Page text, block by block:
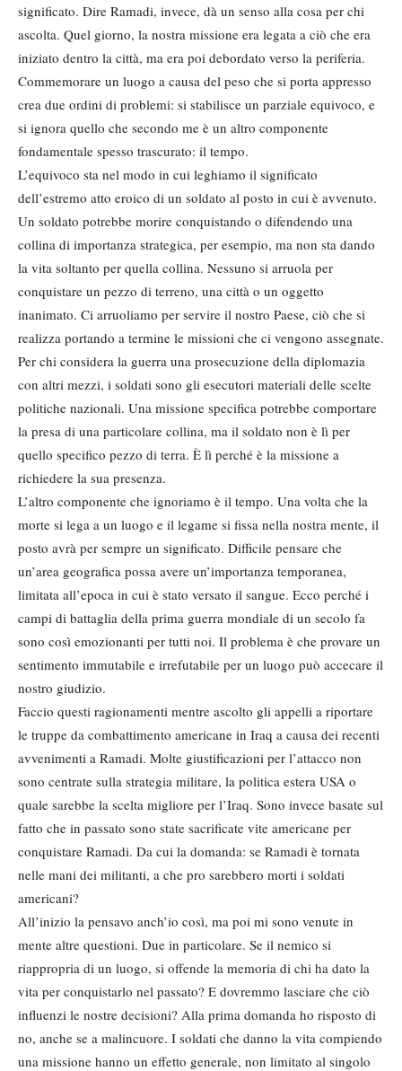
significato. Dire Ramadi, invece, dà un senso alla cosa per chi
ascolta. Quel giorno, la nostra missione era legata a ciò che era
iniziato dentro la città, ma era poi debordato verso la periferia.
Commemorare un luogo a causa del peso che si porta appresso
crea due ordini di problemi: si stabilisce un parziale equivoco, e
si ignora quello che secondo me è un altro componente
fondamentale spesso trascurato: il tempo.
L’equivoco sta nel modo in cui leghiamo il significato
dell’estremo atto eroico di un soldato al posto in cui è avvenuto.
Un soldato potrebbe morire conquistando o difendendo una
collina di importanza strategica, per esempio, ma non sta dando
la vita soltanto per quella collina. Nessuno si arruola per
conquistare un pezzo di terreno, una città o un oggetto
inanimato. Ci arruoliamo per servire il nostro Paese, ciò che si
realizza portando a termine le missioni che ci vengono assegnate.
Per chi considera la guerra una prosecuzione della diplomazia
con altri mezzi, i soldati sono gli esecutori materiali delle scelte
politiche nazionali. Una missione specifica potrebbe comportare
la presa di una particolare collina, ma il soldato non è lì per
quello specifico pezzo di terra. È lì perché è la missione a
richiedere la sua presenza.
L’altro componente che ignoriamo è il tempo. Una volta che la
morte si lega a un luogo e il legame si fissa nella nostra mente, il
posto avrà per sempre un significato. Difficile pensare che
un’area geografica possa avere un’importanza temporanea,
limitata all’epoca in cui è stato versato il sangue. Ecco perché i
campi di battaglia della prima guerra mondiale di un secolo fa
sono così emozionanti per tutti noi. Il problema è che provare un
sentimento immutabile e irrefutabile per un luogo può accecare il
nostro giudizio.
Faccio questi ragionamenti mentre ascolto gli appelli a riportare
le truppe da combattimento americane in Iraq a causa dei recenti
avvenimenti a Ramadi. Molte giustificazioni per l’attacco non
sono centrate sulla strategia militare, la politica estera USA o
quale sarebbe la scelta migliore per l’Iraq. Sono invece basate sul
fatto che in passato sono state sacrificate vite americane per
conquistare Ramadi. Da cui la domanda: se Ramadi è tornata
nelle mani dei militanti, a che pro sarebbero morti i soldati
americani?
All’inizio la pensavo anch’io così, ma poi mi sono venute in
mente altre questioni. Due in particolare. Se il nemico si
riappropria di un luogo, si offende la memoria di chi ha dato la
vita per conquistarlo nel passato? E dovremmo lasciare che ciò
influenzi le nostre decisioni? Alla prima domanda ho risposto di
no, anche se a malincuore. I soldati che danno la vita compiendo
una missione hanno un effetto generale, non limitato al singolo